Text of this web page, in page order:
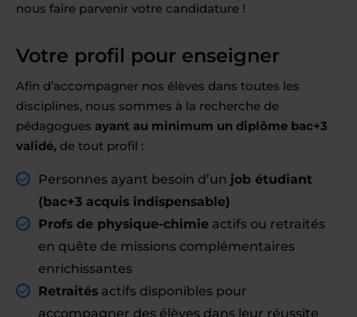
nous faire parvenir votre candidature !
Votre profil pour enseigner
Afin d’accompagner nos élèves dans toutes les
disciplines, nous sommes à la recherche de
pédagogues ayant au minimum un diplôme bac+3
validé, de tout profil :
Personnes ayant besoin d’un job étudiant
(bac+3 acquis indispensable)
Profs de physique-chimie actifs ou retraités
en quête de missions complémentaires
enrichissantes
Retraités actifs disponibles pour
accompagner des élèves dans leur réussite